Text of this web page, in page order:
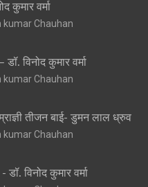
कुमार वर्मा
kumar Chauhan
विनोद कुमार वर्मा
kumar Chauhan
तीजन बाई- डुमन लाल ध्रुव
kumar Chauhan
विनोद कुमार वर्मा